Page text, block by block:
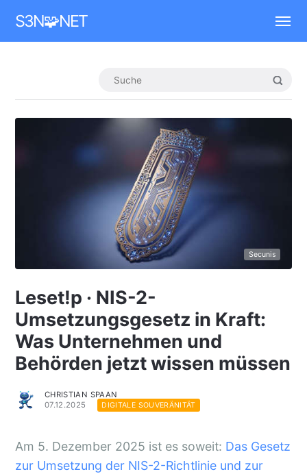
S3N🧩NET
Secunis
Leset!p · NIS-2-
Umsetzungsgesetz in Kraft:
Was Unternehmen und
Behörden jetzt wissen müssen
CHRISTIAN SPAAN
07.12.2025
DIGITALE SOUVERÄNITÄT
Am 5. Dezember 2025 ist es soweit: Das Gesetz
zur Umsetzung der NIS-2-Richtlinie und zur